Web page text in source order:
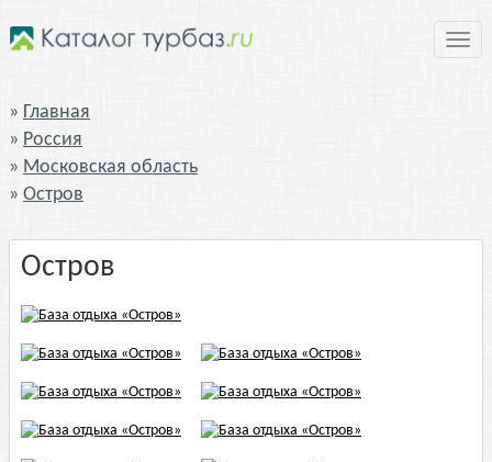
Главная
Россия
Московская область
Остров
Остров